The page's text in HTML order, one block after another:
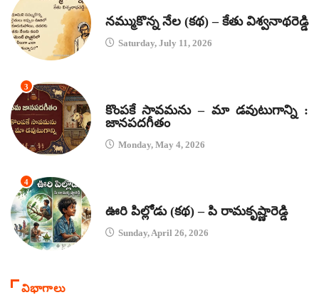
నమ్ముకొన్న నేల (కథ) – కేతు విశ్వనాథరెడ్డి
Saturday, July 11, 2026
3
కొంపకే సావమను – మా డవుటుగాన్ని :
జానపదగీతం
Monday, May 4, 2026
4
ఊరి పిల్లోడు (కథ) – పి రామకృష్ణారెడ్డి
Sunday, April 26, 2026
విభాగాలు